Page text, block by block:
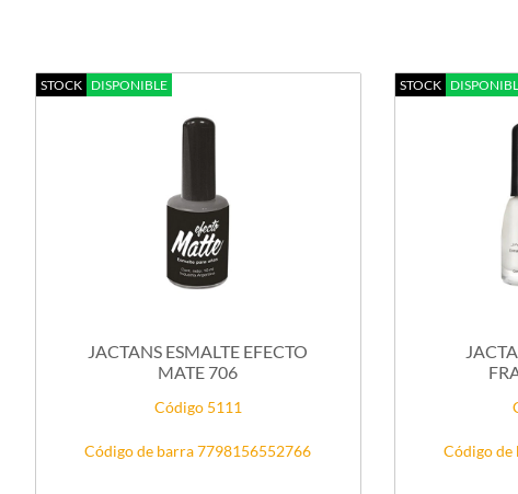
STOCK DISPONIBLE
JACTANS ESMALTE EFECTO
MATE 706
Código 5111
Código de barra 7798156552766
STOCK
Código